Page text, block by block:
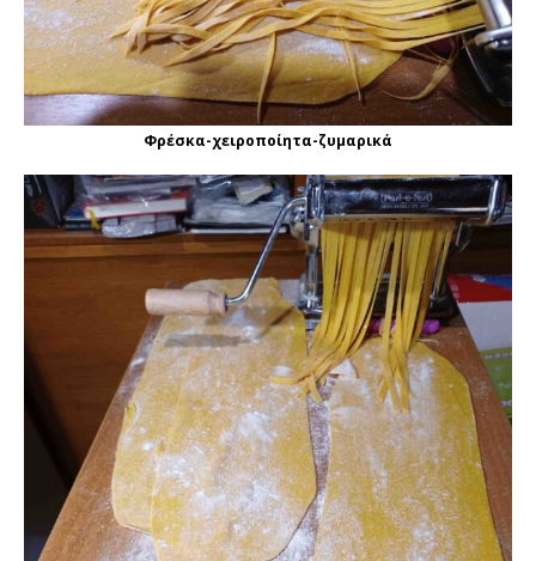
Φρέσκα-χειροποίητα-ζυμαρικά